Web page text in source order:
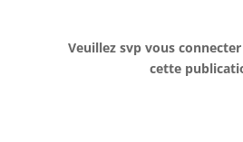
Veuillez svp vous
cette